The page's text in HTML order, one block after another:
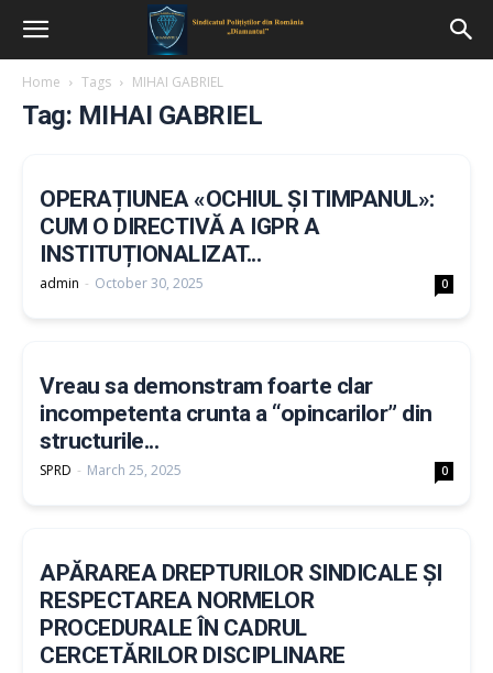
Home Tags MIHAI GABRIEL
Tag: MIHAI GABRIEL
OPERAȚIUNEA «OCHIUL ȘI TIMPANUL»:
CUM O DIRECTIVĂ A IGPR A
INSTITUȚIONALIZAT...
admin - October 30, 2025 0
Vreau sa demonstram foarte clar
incompetenta crunta a “opincarilor” din
structurile...
SPRD - March 25, 2025 0
APĂRAREA DREPTURILOR SINDICALE ȘI
RESPECTAREA NORMELOR
PROCEDURALE ÎN CADRUL
CERCETĂRILOR DISCIPLINARE